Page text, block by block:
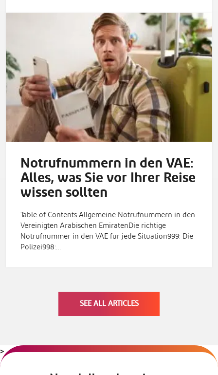
Notrufnummern in den VAE:
Alles, was Sie vor Ihrer Reise
wissen sollten
Table of Contents Allgemeine Notrufnummern in den
Vereinigten Arabischen EmiratenDie richtige
Notrufnummer in den VAE für jede Situation999: Die
Polizei998:…
SEE ALL ARTICLES
>